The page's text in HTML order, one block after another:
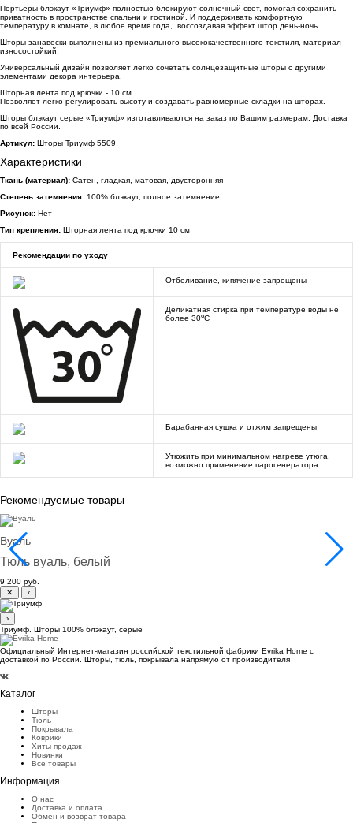
Портьеры блэкаут «Триумф» полностью блокируют солнечный свет, помогая сохранить
приватность в пространстве спальни и гостиной. И поддерживать комфортную
температуру в комнате, в любое время года, воссоздавая эффект штор день-ночь.
Шторы занавески выполнены из премиального высококачественного текстиля, материал
износостойкий.
Универсальный дизайн позволяет легко сочетать солнцезащитные шторы с другими
элементами декора интерьера.
Шторная лента под крючки - 10 см.
Позволяет легко регулировать высоту и создавать равномерные складки на шторах.
Шторы блэкаут серые «Триумф» изготавливаются на заказ по Вашим размерам. Доставка
по всей России.
Артикул: Шторы Триумф 5509
Характеристики
Ткань (материал): Сатен, гладкая, матовая, двусторонняя
Степень затемнения: 100% блэкаут, полное затемнение
Рисунок: Нет
Тип крепления: Шторная лента под крючки 10 см
Рекомендации по уходу
Отбеливание, кипячение запрещены
Деликатная стирка при температуре воды не
более 30oC
Барабанная сушка и отжим запрещены
Утюжить при минимальном нагреве утюга,
возможно применение парогенератора
Рекомендуемые товары
Вуаль
Тюль вуаль, белый
9 200 руб.
✕
‹
›
Триумф. Шторы 100% блэкаут, серые
Официальный Интернет-магазин российской текстильной фабрики Evrika Home c
доставкой по России. Шторы, тюль, покрывала напрямую от производителя
Каталог
Шторы
Тюль
Покрывала
Коврики
Хиты продаж
Новинки
Все товары
Информация
О нас
Доставка и оплата
Обмен и возврат товара